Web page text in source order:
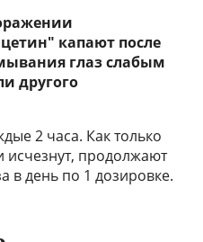
капают после
глаз слабым
другого
2 часа. Как только
исчезнут, продолжают
в день по 1 дозировке.